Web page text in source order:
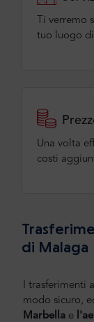
Ti verremo
tuo luogo
Una volta
costi
di Malaga
I trasferimenti
modo sicuro,
Marbella e